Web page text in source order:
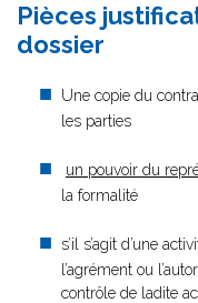
Pièces
dossier
Une copie du
les parties
un pouvoir du
la formalité
s’il s’agit d’une
l’agrément ou
contrôle de ladite